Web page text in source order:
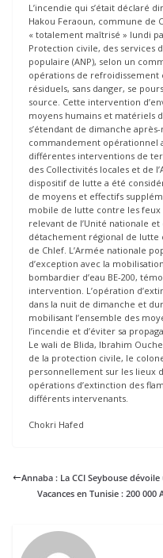
L’incendie qui s’était déclaré
Hakou Feraoun, commune de
« totalement maîtrisé » lundi
Protection civile, des services
populaire (ANP), selon un
opérations de refroidissement
résiduels, sans danger, se
source. Cette intervention
moyens humains et matériels
s’étendant de dimanche
commandement opérationnel
différentes interventions de
des Collectivités locales et de
dispositif de lutte a été
de moyens et effectifs
mobile de lutte contre les
relevant de l’Unité nationale
détachement régional de lutte
de Chlef. L’Armée nationale
d’exception avec la
bombardier d’eau BE-200,
intervention. L’opération
dans la nuit de dimanche et
mobilisant l’ensemble des
l’incendie et d’éviter sa
Le wali de Blida, Ibrahim
de la protection civile, le
personnellement sur les lieux
opérations d’extinction des
différents intervenants.
Chokri Hafed
Annaba : La CCI Seybouse
Vacances en Tunisie : 200